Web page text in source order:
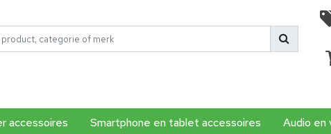
accessoires Smartphone en tablet accessoires Audio en